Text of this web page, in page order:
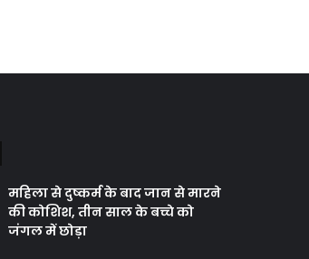
महिला से दुष्कर्म के बाद जान से मारने
की कोशिश, तीन साल के बच्चे को
जंगल में छोड़ा